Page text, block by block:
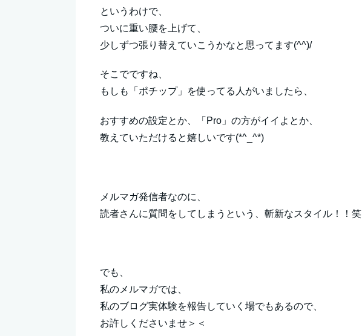
というわけで、
ついに重い腰を上げて、
少しずつ張り替えていこうかなと思ってます(^^)/
そこでですね、
もしも「ポチップ」を使ってる人がいましたら、
おすすめの設定とか、「Pro」の方がイイよとか、
教えていただけると嬉しいです(*^_^*)
メルマガ発信者なのに、
読者さんに質問をしてしまうという、斬新なスタイル！！笑
でも、
私のメルマガでは、
私のブログ実体験を報告していく場でもあるので、
お許しくださいませ＞＜